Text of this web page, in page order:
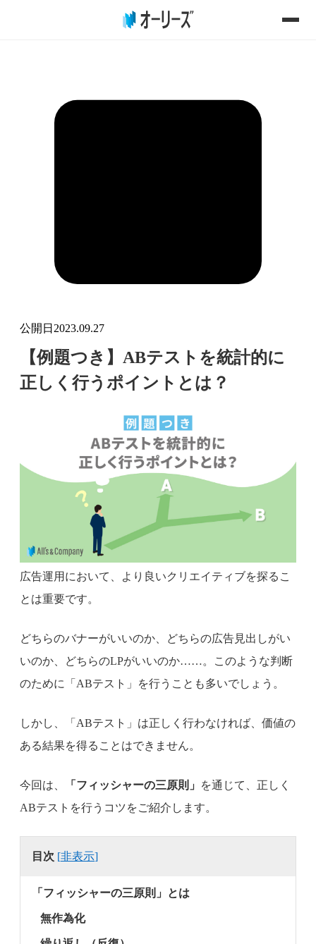
公開日 2023.09.27
【例題つき】ABテストを統計的に
正しく行うポイントとは？
広告運用において、より良いクリエイティブを探るこ
とは重要です。
どちらのバナーがいいのか、どちらの広告見出しがい
いのか、どちらのLPがいいのか……。このような判断
のために「ABテスト」を行うことも多いでしょう。
しかし、「ABテスト」は正しく行わなければ、価値の
ある結果を得ることはできません。
今回は、 「フィッシャーの三原則」
を通じて、正しく
ABテストを行うコツをご紹介します。
目次 [非表示]
「フィッシャーの三原則」とは
無作為化